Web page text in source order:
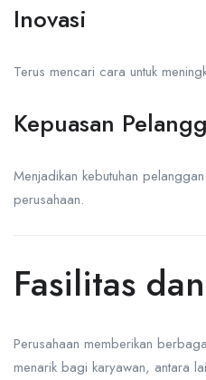
Inovasi
Terus mencari cara untuk
Kepuasan
Menjadikan kebutuhan
perusahaan.
Fasilitas
Perusahaan memberikan
menarik bagi karyawan, antara